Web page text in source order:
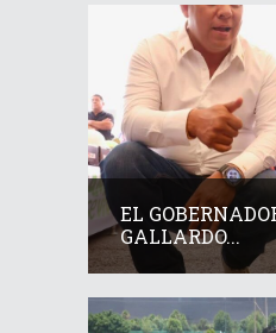
EL
GALLARDO...